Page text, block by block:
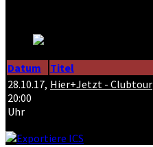
Datum Titel
28.10.17,
20:00
Uhr
Hier+Jetzt - Clubtour